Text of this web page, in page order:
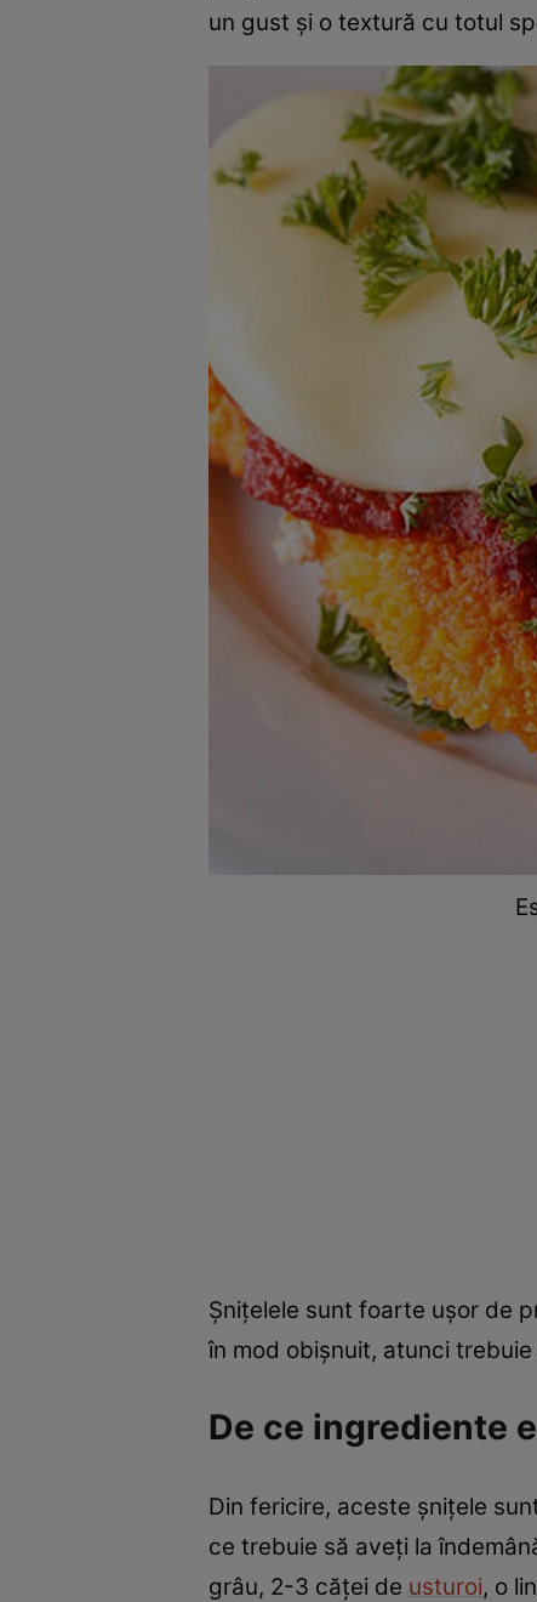
un gust și o textură cu totul
Șnițelele sunt foarte ușor de
în mod obișnuit, atunci
De ce ingrediente
Din fericire, aceste șnițele
ce trebuie să aveți la
grâu, 2-3 căței de usturoi, o